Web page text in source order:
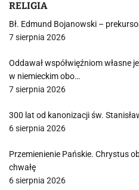
RELIGIA
Bł. Edmund Bojanowski –
7 sierpnia 2026
Oddawał współwięźniom własne
w niemieckim obo…
7 sierpnia 2026
300 lat od kanonizacji św.
6 sierpnia 2026
Przemienienie Pańskie. Chrystus
chwałę
6 sierpnia 2026